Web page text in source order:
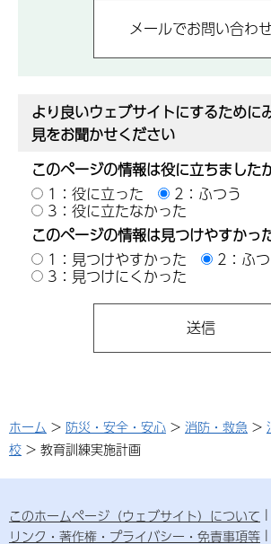
より良いウェブサイトにするために
見をお聞かせください
このページの情報は役に立ちました
1：役に立った
2：ふつう
3：役に立たなかった
このページの情報は見つけやすかっ
1：見つけやすかった
2：ふ
3：見つけにくかった
ホーム > 防災・安全・安心 > 消防・救急 >
校 > 教育訓練実施計画
このホームページ（ウェブサイト）について
リンク・著作権・プライバシー・免責事項等